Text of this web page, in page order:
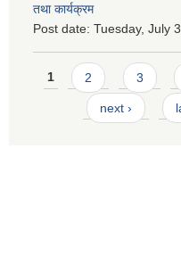
तथा कार्यक्रम
Post date: Tuesday, July
Pages
1 2 3
next ›